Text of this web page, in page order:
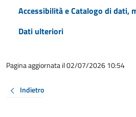
Accessibilità e Catalogo di dati,
Dati ulteriori
Pagina aggiornata il 02/07/2026 10:54
Indietro